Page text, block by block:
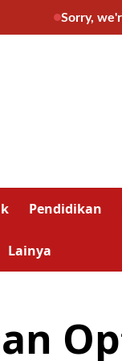
Sorry,
Pendidikan
Lainya